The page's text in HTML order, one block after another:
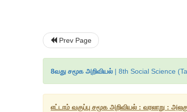
Prev Page
8வது சமூக அறிவியல் | 8th Social Science
எட்டாம் வகுப்பு சமூக அறிவியல் : வரலாறு :